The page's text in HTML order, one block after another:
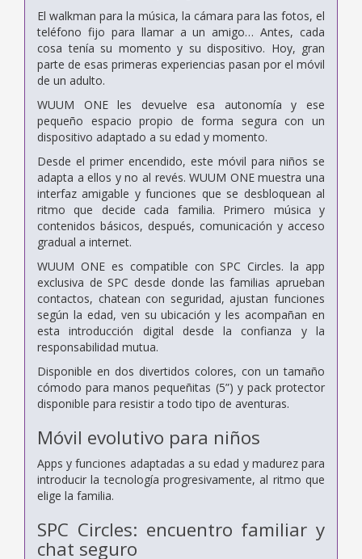
El walkman para la música, la cámara para las fotos, el
teléfono fijo para llamar a un amigo… Antes, cada
cosa tenía su momento y su dispositivo. Hoy, gran
parte de esas primeras experiencias pasan por el móvil
de un adulto.
WUUM ONE les devuelve esa autonomía y ese
pequeño espacio propio de forma segura con un
dispositivo adaptado a su edad y momento.
Desde el primer encendido, este móvil para niños se
adapta a ellos y no al revés. WUUM ONE muestra una
interfaz amigable y funciones que se desbloquean al
ritmo que decide cada familia. Primero música y
contenidos básicos, después, comunicación y acceso
gradual a internet.
WUUM ONE es compatible con SPC Circles. la app
exclusiva de SPC desde donde las familias aprueban
contactos, chatean con seguridad, ajustan funciones
según la edad, ven su ubicación y les acompañan en
esta introducción digital desde la confianza y la
responsabilidad mutua.
Disponible en dos divertidos colores, con un tamaño
cómodo para manos pequeñitas (5”) y pack protector
disponible para resistir a todo tipo de aventuras.
Móvil evolutivo para niños
Apps y funciones adaptadas a su edad y madurez para
introducir la tecnología progresivamente, al ritmo que
elige la familia.
SPC Circles: encuentro familiar y
chat seguro